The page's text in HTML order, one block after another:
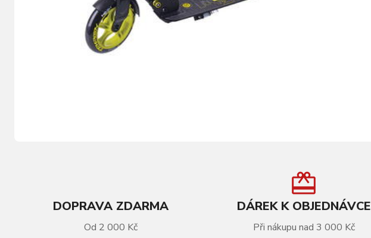
DOPRAVA ZDARMA
Od 2 000 Kč
DÁREK K OBJEDNÁVCE
Při nákupu nad 3 000 Kč
VÍCE INFORMACÍ